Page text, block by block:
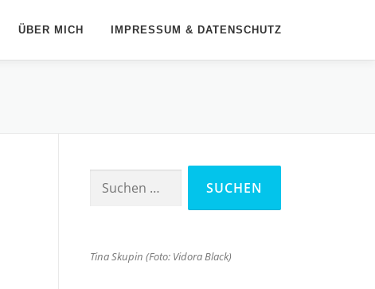
ÜBER MICH IMPRESSUM & DATENSCHUTZ
Suchen
Tina Skupin (Foto: Vidora Black)